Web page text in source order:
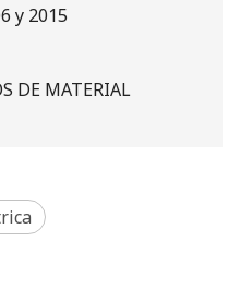
y 2015
DE MATERIAL